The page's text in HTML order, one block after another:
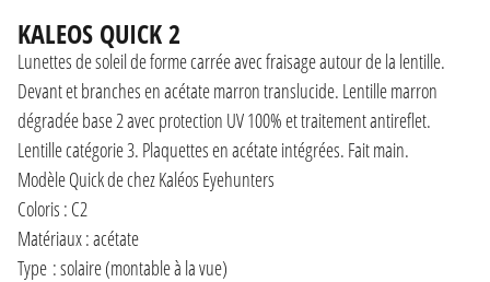
KALEOS QUICK 2
Lunettes de soleil de forme carrée avec fraisage autour de la lentille.
Devant et branches en acétate marron translucide. Lentille marron
dégradée base 2 avec protection UV 100% et traitement antireflet.
Lentille catégorie 3. Plaquettes en acétate intégrées. Fait main.
Modèle Quick de chez Kaléos Eyehunters
Coloris : C2
Matériaux : acétate
Type : solaire (montable à la vue)